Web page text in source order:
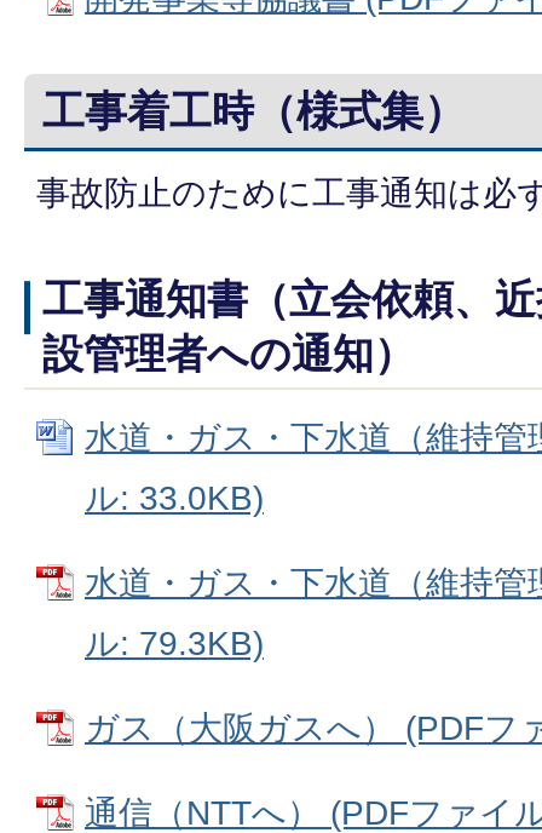
工事着工時（様式集）
事故防止のために工事通知は必
工事通知書（立会依頼、
設管理者への通知）
水道・ガス・下水道（維持
ル: 33.0KB)
水道・ガス・下水道（維持
ル: 79.3KB)
ガス（大阪ガスへ） (PDFフ
通信（NTTへ） (PDFファイ